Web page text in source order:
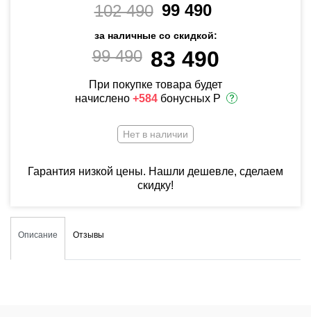
102 490 99 490
за наличные со скидкой:
99 490 83 490
При покупке товара будет
начислено +584 бонусных Р
Нет в наличии
Гарантия низкой цены. Нашли дешевле, сделаем
скидку!
Описание Отзывы